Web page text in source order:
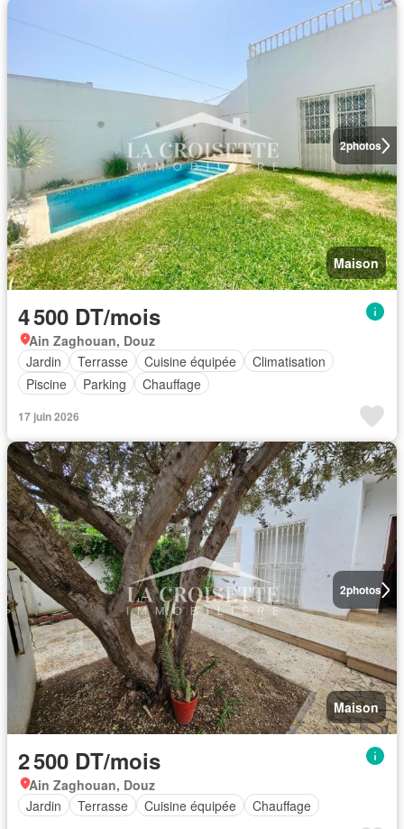
2photos
Maison
4 500 DT/mois
Ain Zaghouan, Douz
Jardin
Terrasse Cuisine équipée
Climatisation
Piscine
Parking Chauffage
17 juin 2026
2photos
Maison
2 500 DT/mois
Ain Zaghouan, Douz
Jardin
Terrasse Cuisine équipée Chauffage